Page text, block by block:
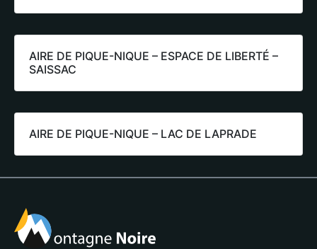
AIRE DE PIQUE-NIQUE – ESPACE DE LIBERTÉ –
SAISSAC
AIRE DE PIQUE-NIQUE – LAC DE LAPRADE